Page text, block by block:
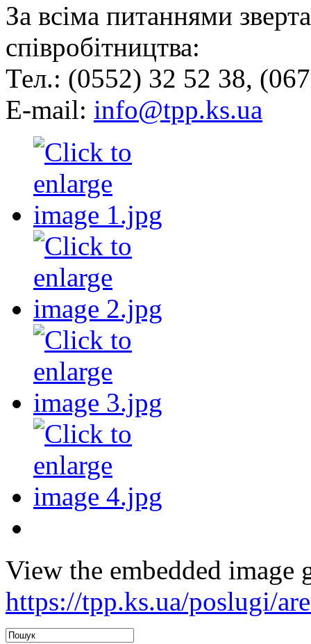
За всіма питаннями
співробітництва:
Тел.: (0552) 32 52 38,
E-mail: info@tpp.ks.ua
View the embedded image
https://tpp.ks.ua/poslugi/